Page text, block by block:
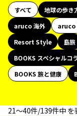
すべて 地球の歩き
aruco 海外
aruco
Resort Style
島旅
BOOKS スペシャルコ
BOOKS 旅と健康
21〜40件/139件中 を